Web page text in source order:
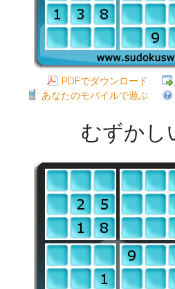
PDFでダウンロード
あなたのモバイルで遊ぶ
むずかし